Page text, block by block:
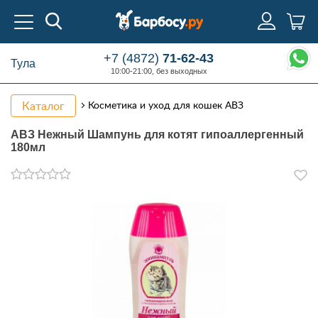
Тула +7 (4872)71-62-43
10:00-21:00, без выходных
Каталог Косметика и уход для кошек АВЗ
АВЗ Нежный Шампунь для котят гипоаллергенный
180мл